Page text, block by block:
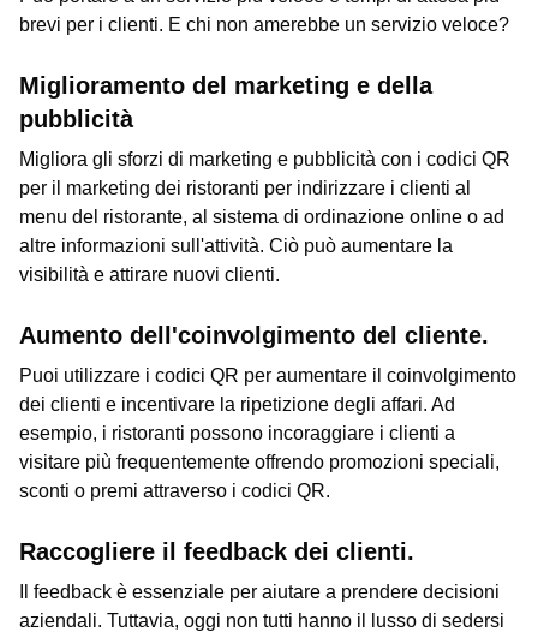
brevi per i clienti. E chi non amerebbe un servizio veloce?
Miglioramento del marketing e della
pubblicità
Migliora gli sforzi di marketing e pubblicità con i codici QR
per il marketing dei ristoranti per indirizzare i clienti al
menu del ristorante, al sistema di ordinazione online o ad
altre informazioni sull'attività. Ciò può aumentare la
visibilità e attirare nuovi clienti.
Aumento dell'coinvolgimento del cliente.
Puoi utilizzare i codici QR per aumentare il coinvolgimento
dei clienti e incentivare la ripetizione degli affari. Ad
esempio, i ristoranti possono incoraggiare i clienti a
visitare più frequentemente offrendo promozioni speciali,
sconti o premi attraverso i codici QR.
Raccogliere il feedback dei clienti.
Il feedback è essenziale per aiutare a prendere decisioni
aziendali. Tuttavia, oggi non tutti hanno il lusso di sedersi